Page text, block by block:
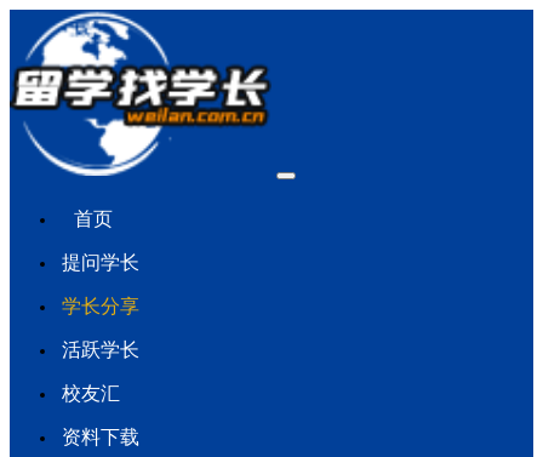
首页
提问学长
学长分享
活跃学长
校友汇
资料下载